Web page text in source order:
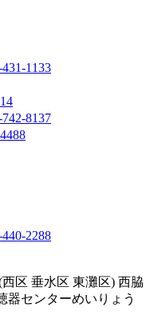
1133
8137
2288
区 垂水区 東灘区) 西脇
器センターめいりょう